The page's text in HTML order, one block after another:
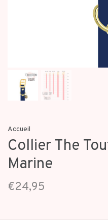
Accueil
Collier The
Marine
€24,95